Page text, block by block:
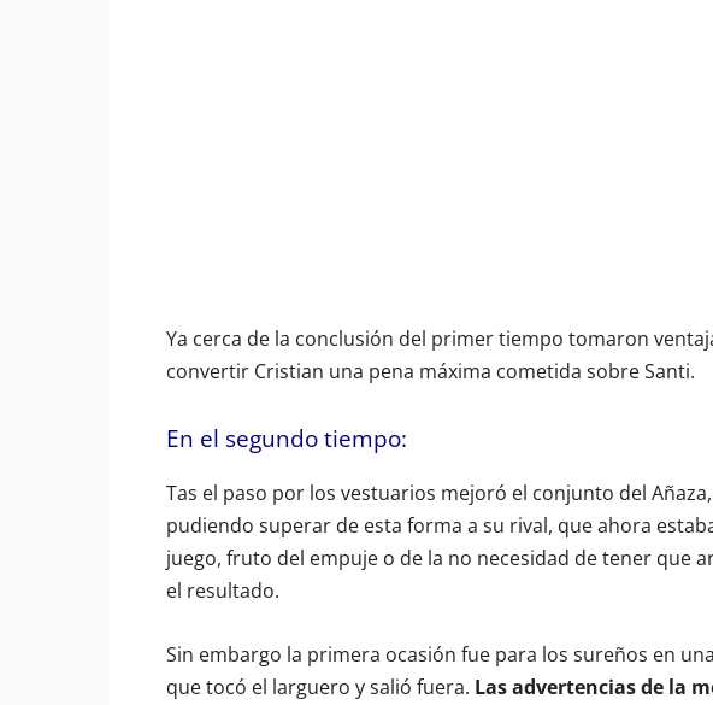
Ya cerca de la conclusión del primer tiempo tomaron
convertir Cristian una pena máxima cometida sobre Santi.
En el segundo tiempo:
Tas el paso por los vestuarios mejoró el conjunto del
pudiendo superar de esta forma a su rival, que ahora
juego, fruto del empuje o de la no necesidad de tener que
el resultado.
Sin embargo la primera ocasión fue para los sureños en
que tocó el larguero y salió fuera. Las advertencias de la